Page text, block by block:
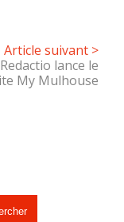
Article suivant >
Redactio lance le
My Mulhouse